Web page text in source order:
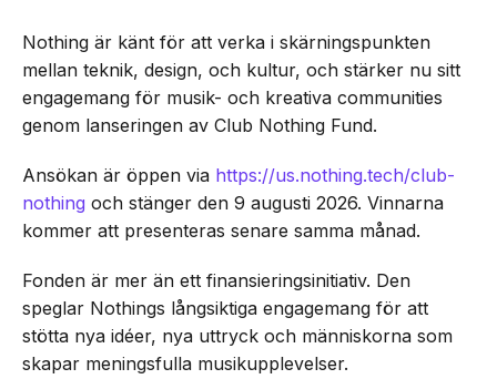
Nothing är känt för att verka i skärningspunkten
mellan teknik, design, och kultur, och stärker nu sitt
engagemang för musik- och kreativa communities
genom lanseringen av Club Nothing Fund.
Ansökan är öppen via https://us.nothing.tech/club-
nothing och stänger den 9 augusti 2026. Vinnarna
kommer att presenteras senare samma månad.
Fonden är mer än ett finansieringsinitiativ. Den
speglar Nothings långsiktiga engagemang för att
stötta nya idéer, nya uttryck och människorna som
skapar meningsfulla musikupplevelser.